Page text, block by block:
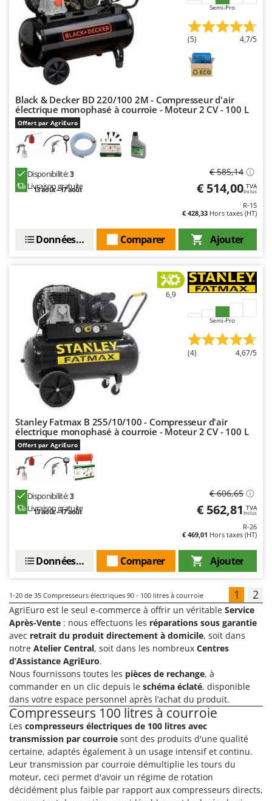
Semi-Pro
(5) 4,7/5
Black & Decker BD 220/100 2M - Compresseur d'air
électrique monophasé à courroie - Moteur 2 CV - 100 L
Offert par AgriEuro
Disponibilité:3
Livraison gratuite
13 août - 17 août
€ 585,14
€ 514,00 TVA
Inclus
R-15
€ 428,33 Hors taxes (HT)
Ajouter
Comparer
Données techniques
6,9
Semi-Pro
(4) 4,67/5
Stanley Fatmax B 255/10/100 - Compresseur d'air
électrique monophasé à courroie - Moteur 2 CV - 100 L
Offert par AgriEuro
Disponibilité:3
Livraison gratuite
13 août - 17 août
€ 606,65
€ 562,81 TVA
Inclus
R-26
€ 469,01 Hors taxes (HT)
Ajouter
Comparer
Données techniques
1-20 de 35 Compresseurs électriques 90 - 100 litres à courroie 1 2
AgriEuro est le seul e-commerce à offrir un véritable Service
Après-Vente : nous effectuons les réparations sous garantie
avec retrait du produit directement à domicile, soit dans
notre Atelier Central, soit dans les nombreux Centres
d’Assistance AgriEuro.
Nous fournissons toutes les pièces de rechange, à
commander en un clic depuis le schéma éclaté, disponible
dans votre espace personnel après l’achat du produit.
Compresseurs 100 litres à courroie
Les compresseurs électriques de 100 litres avec
transmission par courroie sont des produits d'une qualité
certaine, adaptés également à un usage intensif et continu.
Leur transmission par courroie démultiplie les tours du
moteur, ceci permet d'avoir un régime de rotation
décidément plus faible par rapport aux compresseurs directs,